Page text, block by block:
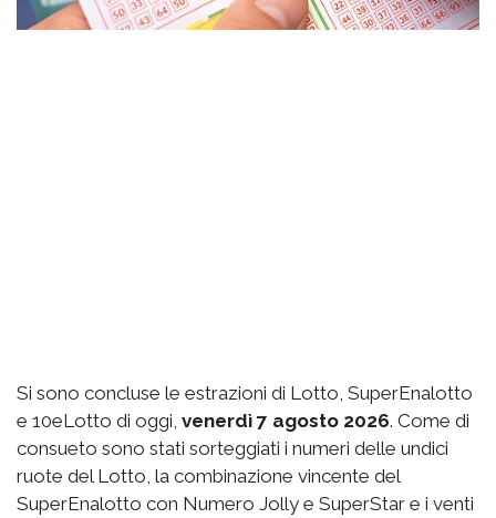
Si sono concluse le estrazioni di Lotto, SuperEnalotto
e 10eLotto di oggi, venerdì 7 agosto 2026. Come di
consueto sono stati sorteggiati i numeri delle undici
ruote del Lotto, la combinazione vincente del
SuperEnalotto con Numero Jolly e SuperStar e i venti